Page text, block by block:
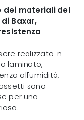
dei materiali del
Baxar,
realizzato in
laminato,
all'umidità,
sono
per una